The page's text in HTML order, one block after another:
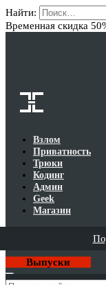
Найти:
Временная скидка
Взлом
Приватность
Трюки
Кодинг
Админ
Geek
Магазин
Выпуски
Годовая